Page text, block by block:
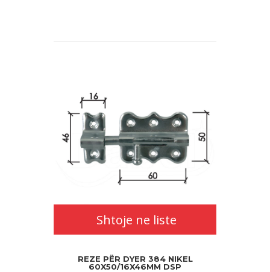
Shtoje ne liste
REZE PËR DYER 384 NIKEL
60X50/16X46MM DSP